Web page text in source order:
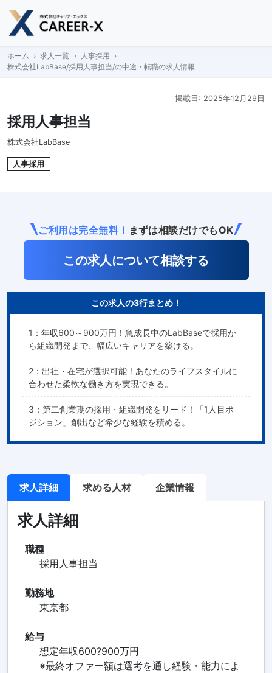
Skip
content
ホーム 求人一覧
人事採用
株式会社LabBase/採用人事担当/の中途・転職の求人情報
掲載日: 2025年12月29日
採用人事担当
株式会社LabBase
人事採用
ご利用は完全無料！ まずは相談だけでもOK
この求人について相談する
この求人の3行まとめ！
1：年収600～900万円！急成長中のLabBaseで採用か
ら組織開発まで、幅広いキャリアを築ける。
2：出社・在宅が選択可能！あなたのライフスタイルに
合わせた柔軟な働き方を実現できる。
3：第二創業期の採用・組織開発をリード！「1人目ポ
ジション」創出など希少な経験を積める。
求人詳細 求める人材 企業情報
求人詳細
職種
採用人事担当
勤務地
東京都
給与
想定年収600?900万円
※最終オファー額は選考を通し経験・能力によ